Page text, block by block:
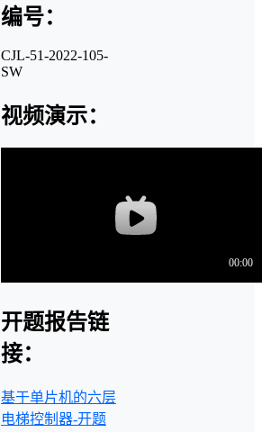
编号：
CJL-51-2022-105-
SW
视频演示：
开题报告链
接：
基于单片机的六层
电梯控制器-开题